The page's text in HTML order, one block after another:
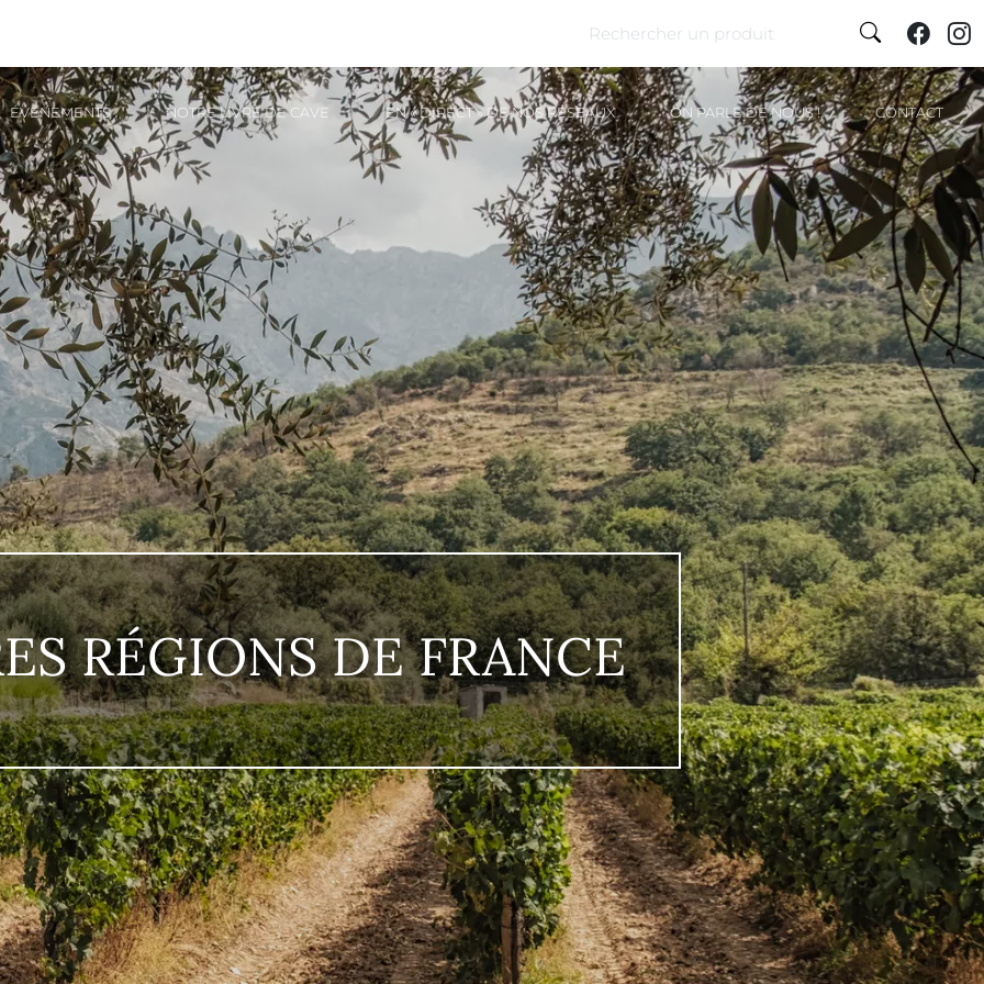

ÉVÉNEMENTS NOTRE LIVRE DE CAVE EN « DIRECT » DE NOS RÉSEAUX ON PARLE DE NOUS ! CONTACT
RÉGIONS DE FRANCE